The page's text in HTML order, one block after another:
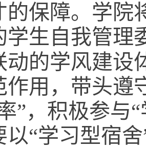
的保障。学院
学生自我管理
动的学风建设
作用，带头遵
”，积极参与
以“学习型宿